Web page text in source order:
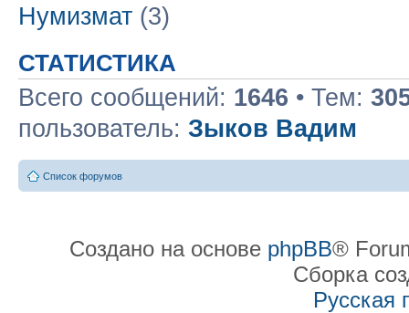
Нумизмат (3)
СТАТИСТИКА
Всего сообщений: 1646 • Тем:
пользователь: Зыков Вадим
Список форумов
Создано на основе phpBB®
Сборка
Русская